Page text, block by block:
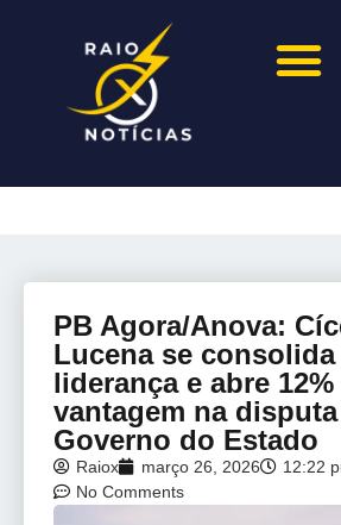
PB Agora/Anova:
Lucena se consolida
liderança e abre 12%
vantagem na
Governo do Estado
Raiox março 26, 2026
12:22
No Comments